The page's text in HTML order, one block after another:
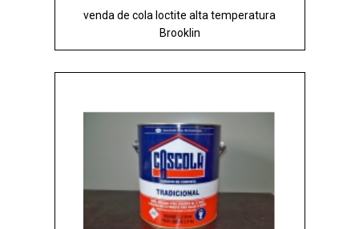
venda de cola loctite alta temperatura
Brooklin